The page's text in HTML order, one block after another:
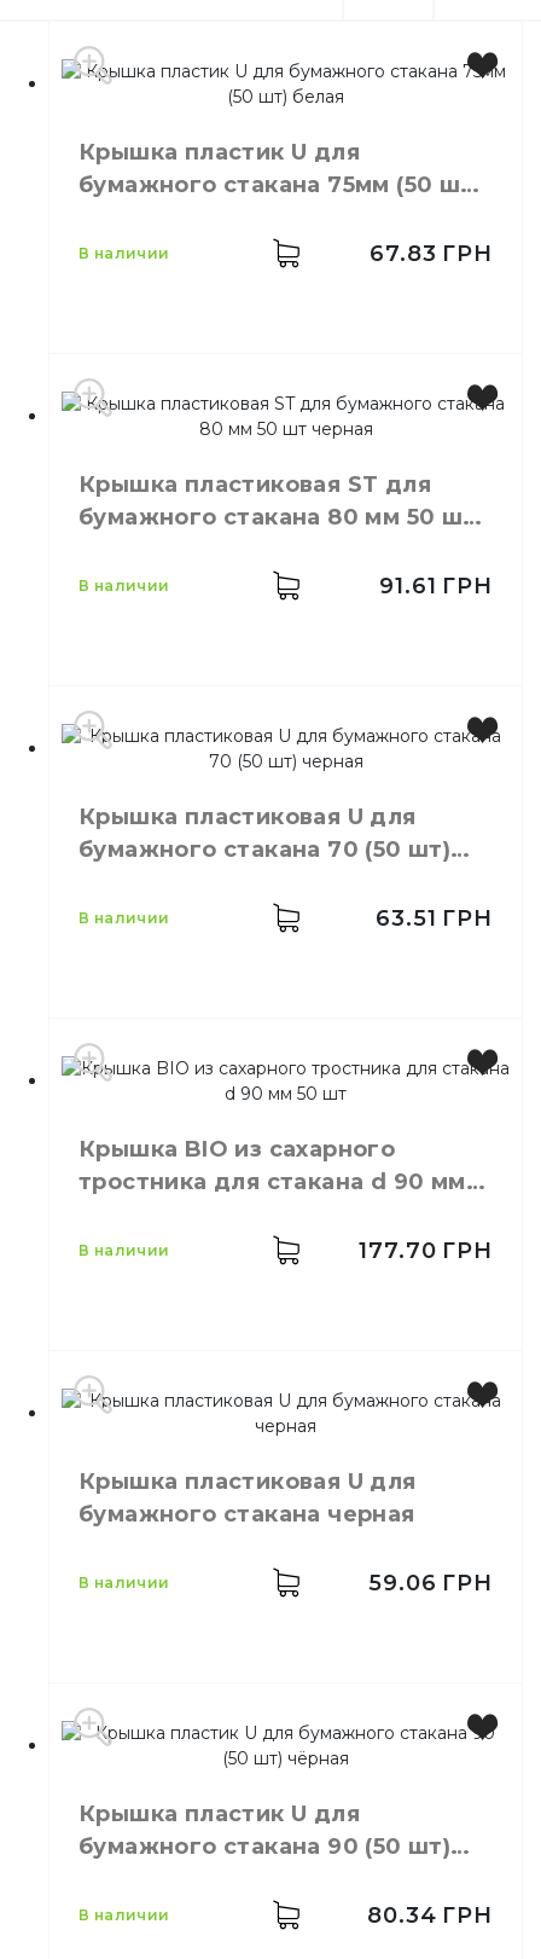
Крышка пластик U для
бумажного стакана 75мм (50 шт)
Белый
Количество
в упаковке
50,шт.
Крышки пластиковые для
в наличии 67.83 ГРН
Крышка пластиковая ST для
бумажного стакана 80 мм 50 шт
Производитель
Украина
Размер
D=80 мм
Количество в упаковке
50, шт.
в наличии 91.61 ГРН
Крышка пластиковая U для
бумажного стакана 70 (50 шт)
Черный
Количество в упаковке
50,шт.
Материал
Пластик
в наличии 63.51 ГРН
Крышка BIO из сахарного
тростника для стакана d 90 мм
Производитель
Размер
D=90 мм
Количество в
Материал
Сахарный
в наличии 177.70 ГРН
Крышка пластиковая U для
бумажного стакана черная
в наличии 59.06 ГРН
Крышка пластик U для
бумажного стакана 90 (50 шт)
в наличии 80.34 ГРН